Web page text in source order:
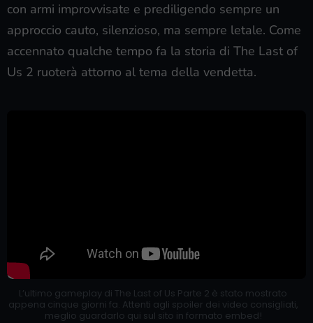
con armi improvvisate e prediligendo sempre un
approccio cauto, silenzioso, ma sempre letale. Come
accennato qualche tempo fa la storia di The Last of
Us 2 ruoterà attorno al tema della vendetta.
L’ultimo gameplay di The Last of Us Parte 2 è stato mostrato
appena cinque giorni fa. Attenti agli spoiler dei video consigliati,
meglio guardarlo qui sul sito in formato embed!